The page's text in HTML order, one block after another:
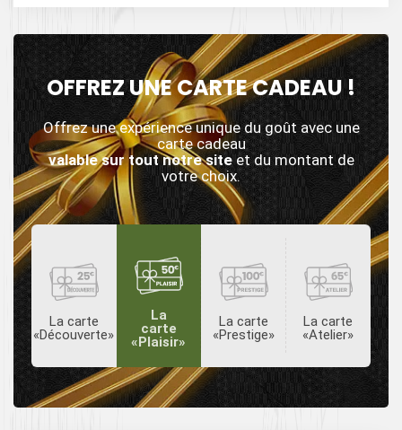
OFFREZ UNE CARTE CADEAU !
Offrez une expérience unique du goût avec une
carte cadeau
valable sur tout notre siteet du montant de
votre choix.
La carte
«Découverte»
La
carte
«Plaisir»
La carte
«Prestige»
La carte
«Atelier»